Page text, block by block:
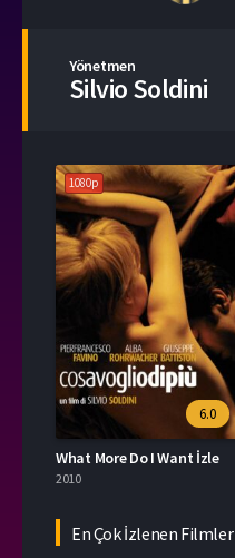
Yönetmen
Silvio Soldini
1080p
6.0
What More Do I Want İzle
2010
En Çok İzlenen Filmler